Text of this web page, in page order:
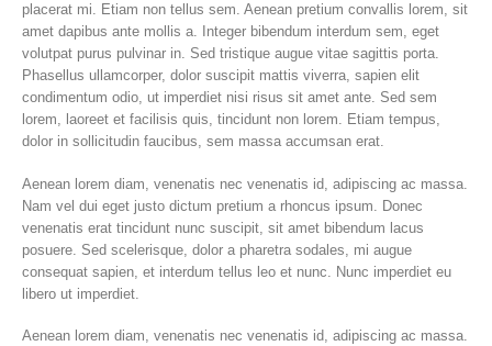
placerat mi. Etiam non tellus sem. Aenean pretium convallis lorem, sit
amet dapibus ante mollis a. Integer bibendum interdum sem, eget
volutpat purus pulvinar in. Sed tristique augue vitae sagittis porta.
Phasellus ullamcorper, dolor suscipit mattis viverra, sapien elit
condimentum odio, ut imperdiet nisi risus sit amet ante. Sed sem
lorem, laoreet et facilisis quis, tincidunt non lorem. Etiam tempus,
dolor in sollicitudin faucibus, sem massa accumsan erat.
Aenean lorem diam, venenatis nec venenatis id, adipiscing ac massa.
Nam vel dui eget justo dictum pretium a rhoncus ipsum. Donec
venenatis erat tincidunt nunc suscipit, sit amet bibendum lacus
posuere. Sed scelerisque, dolor a pharetra sodales, mi augue
consequat sapien, et interdum tellus leo et nunc. Nunc imperdiet eu
libero ut imperdiet.
Aenean lorem diam, venenatis nec venenatis id, adipiscing ac massa.